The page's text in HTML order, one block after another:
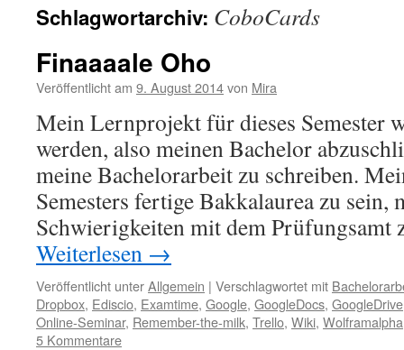
Schlagwortarchiv: CoboCards
Finaaaale Oho
Veröffentlicht am 9. August 2014von Mira
Mein Lernprojekt für dieses Semester
werden, also meinen Bachelor
meine Bachelorarbeit zu schreiben.
Semesters fertige Bakkalaurea zu
Schwierigkeiten mit dem
Weiterlesen →
Veröffentlicht unterAllgemein | Verschlagwortet mit
Dropbox, Ediscio, Examtime, Google, GoogleDocs, GoogleDrive
Online-Seminar, Remember-the-milk, Trello, Wiki, Wolframalpha
5 Kommentare